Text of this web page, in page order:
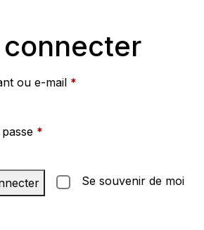
connecter
ou e-mail *
*
Se souvenir de moi